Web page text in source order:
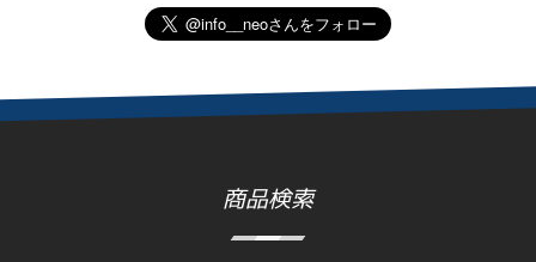
商品検索